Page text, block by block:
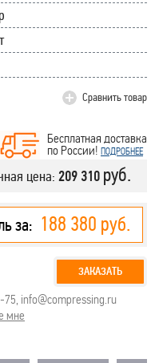
Сравнить товар
Бесплатная доставка
по России! ПОДРОБНЕЕ
цена: 209 310 руб.
за: 188 380 руб.
ЗАКАЗАТЬ
75 info@compressing.ru
мне